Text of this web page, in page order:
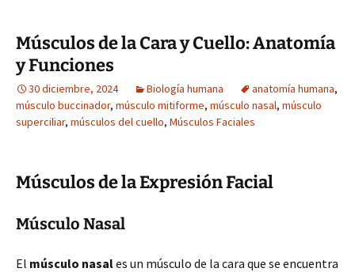
Músculos de la Cara y Cuello: Anatomía
y Funciones
30 diciembre, 2024 Biología humana anatomía humana,
músculo buccinador, músculo mitiforme, músculo nasal, músculo
superciliar, músculos del cuello, Músculos Faciales
Músculos de la Expresión Facial
Músculo Nasal
El músculo nasales un músculo de la cara que se encuentra